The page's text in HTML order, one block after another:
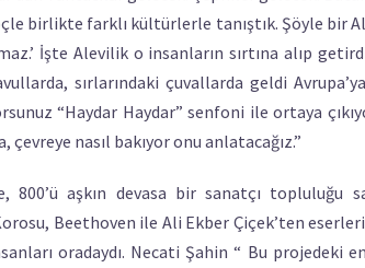
birlikte farklı kültürlerle tanıştık. Şöyle bir
İşte Alevilik o insanların sırtına alıp
sırlarındaki çuvallarda geldi
“Haydar Haydar” senfoni ile ortaya
nasıl bakıyor onu anlatacağız.”
aşkın devasa bir sanatçı topluluğu
Beethoven ile Ali Ekber Çiçek’ten
oradaydı. Necati Şahin “ Bu projedeki